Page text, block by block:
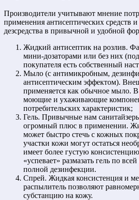
Производители учитывают мнение
применения антисептических средств
дезсредства в привычной и удобной
Жидкий антисептик на розлив.
мини-дозаторами или без них
покупателя есть собственный
Мыло (с антимикробным,
антисептическим эффектом).
применяется как обычное мыло.
моющие и ухаживающие
потребительских характеристик;
Гель. Привычные нам
огромный плюс в применении.
может быстро стечь с кожных
участки кожи могут остаться
имеет более густую
«успевает» размазать гель по
полной дезинфекции.
Спрей. Жидкая консистенция и
распылитель позволяют
субстанцию на кожу.